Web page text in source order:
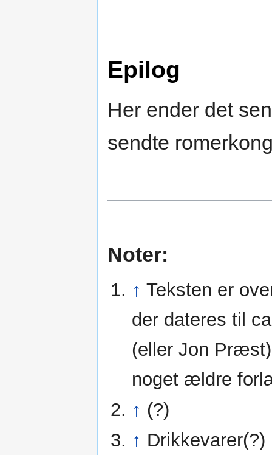
Epilog
Her ender det
sendte
Noter:
↑ Teksten er
der dateres til
(eller Jon
noget ældre
↑ (?)
↑ Drikkevarer(?)